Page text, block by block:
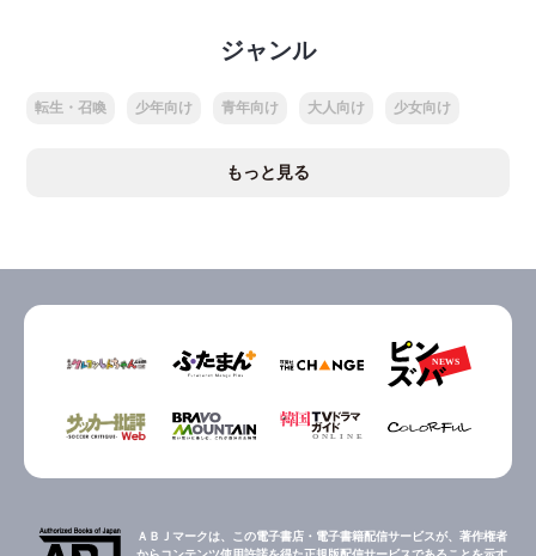
ジャンル
転生・召喚 少年向け 青年向け 大人向け 少女向け
もっと見る
ＡＢＪマークは、この電子書店・電子書籍配信サービスが、著作権者